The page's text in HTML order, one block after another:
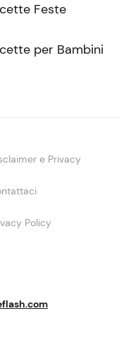
Feste
per Bambini
e Privacy
Policy